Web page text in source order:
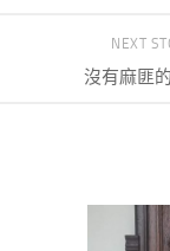
NEXT
沒有麻匪